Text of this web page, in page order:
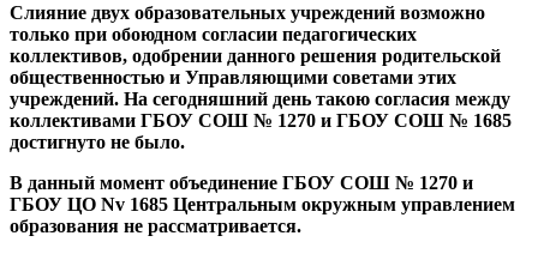
Слияние двух образовательных учреждений возможно
только при обоюдном согласии педагогических
коллективов, одобрении данного решения родительской
общественностью и Управляющими советами этих
учреждений. На сегодняшний день такою согласия между
коллективами ГБОУ СОШ № 1270 и ГБОУ СОШ № 1685
достигнуто не было.
В данный момент объединение ГБОУ СОШ № 1270 и
ГБОУ ЦО Nv 1685 Центральным окружным управлением
образования не рассматривается.